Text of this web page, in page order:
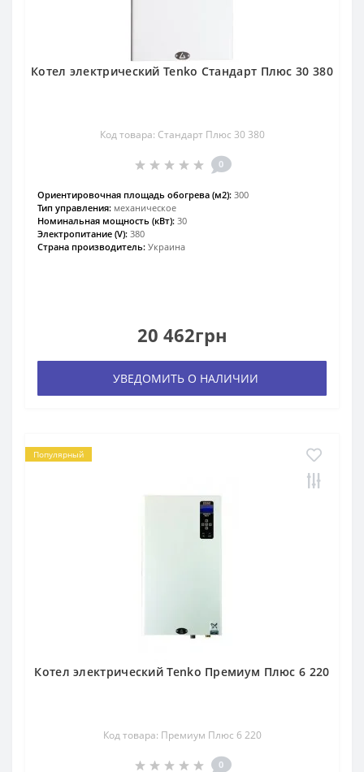
Котел электрический Tenko Стандарт Плюс 30 380
Код товара: Стандарт Плюс 30 380
0
Ориентировочная площадь обогрева (м2): 300
Тип управления: механическое
Номинальная мощность (кВт): 30
Электропитание (V): 380
Страна производитель: Украина
20 462грн
УВЕДОМИТЬ О НАЛИЧИИ
Популярный
Котел электрический Tenko Премиум Плюс 6 220
Код товара: Премиум Плюс 6 220
0